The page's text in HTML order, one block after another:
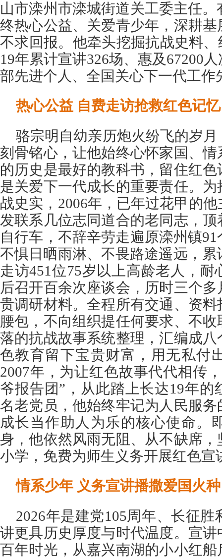
山市滦州市滦城街道关工委主任
终热心公益、关爱青少年，深耕
不求回报。他牵头挖掘抗战史料
19年累计宣讲326场、惠及67200
部先进个人、全国关心下一代工作
热心公益 自费走访抢救红色记忆
骆宗明自幼亲历炮火纷飞的岁
刻骨铭心，让他始终心怀家国、
的历史是最好的教科书，留住红
是关爱下一代成长的重要责任。
战史实，2006年，已年过花甲的
发联系几位志同道合的老同志，
自行车，不辞辛劳走遍原滦州镇
不惧日晒雨淋、不畏路途遥远，累
走访451位75岁以上高龄老人，
后召开百余次座谈会，历时三个
贵调研材料。全程所有交通、资
腰包，不向组织提任何要求、不
落的抗战故事系统整理，汇编成
色教育留下宝贵财富，用无私付
2007年，为让红色故事代代相传
爷报告团”，从此踏上长达19年的
名老党员，他始终牢记为人民服
成长当作助人为乐的核心使命。
身，他依然风雨无阻、从不缺席
小学，免费为师生义务开展红色宣
情系少年 义务宣讲播撒爱国火种
2026年是建党105周年、长征
讲更具历史厚度与时代温度。宣
百年时光，从嘉兴南湖的小小红